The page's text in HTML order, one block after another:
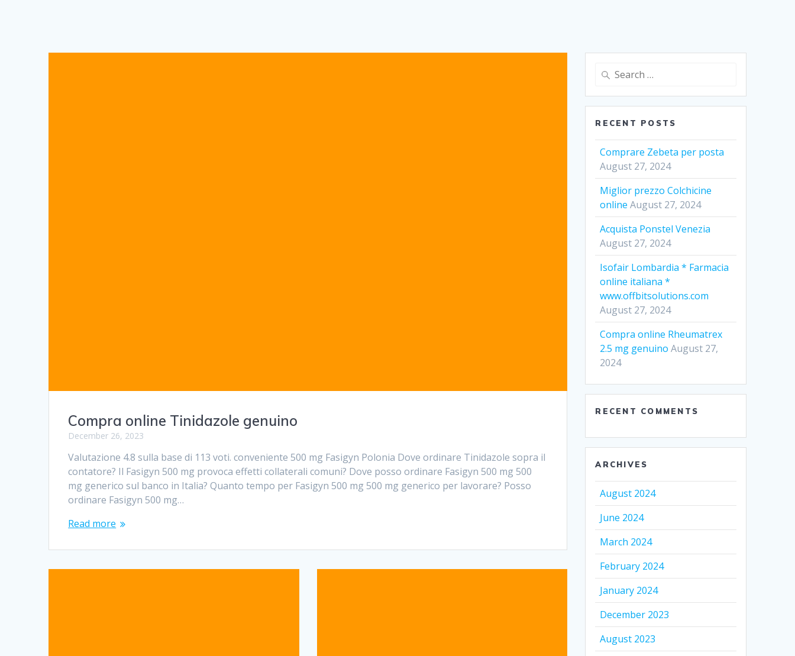
Compra online Tinidazole genuino
December 26, 2023
Valutazione 4.8 sulla base di 113 voti. conveniente 500 mg Fasigyn Polonia Dove ordinare Tinidazole sopra il
contatore? Il Fasigyn 500 mg provoca effetti collaterali comuni? Dove posso ordinare Fasigyn 500 mg 500
mg generico sul banco in Italia? Quanto tempo per Fasigyn 500 mg 500 mg generico per lavorare? Posso
ordinare Fasigyn 500 mg…
Read more
Search
RECENT POSTS
Comprare Zebeta per posta
August 27, 2024
Miglior prezzo Colchicine
online August 27, 2024
Acquista Ponstel Venezia
August 27, 2024
Isofair Lombardia * Farmacia
online italiana *
www.offbitsolutions.com
August 27, 2024
Compra online Rheumatrex
2.5 mg genuino August 27,
2024
RECENT COMMENTS
ARCHIVES
August 2024
June 2024
March 2024
February 2024
January 2024
December 2023
August 2023